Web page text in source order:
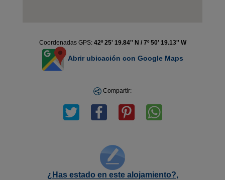
Coordenadas GPS: 42º 25' 19.84'' N / 7º 50' 19.13'' W
Abrir ubicación con Google Maps
Compartir:
¿Has estado en este alojamiento?,